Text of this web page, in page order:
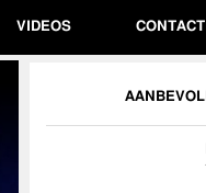
VIDEOS CONTACT